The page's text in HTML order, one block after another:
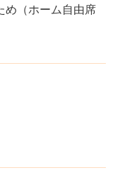
め（ホーム自由席